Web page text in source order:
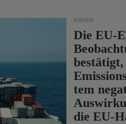
HÄFEN
Die EU-
bestätigt,
tem
die EU-